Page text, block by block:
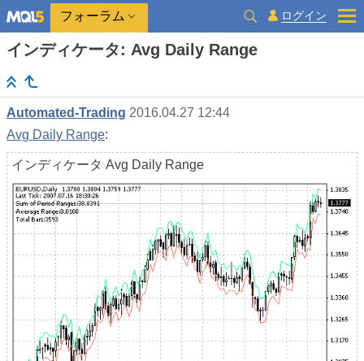
フォーラム ログイン
インディケータ: Avg Daily Range
Automated-Trading 2016.04.27 12:44
Avg Daily Range:
インディケータ Avg Daily Range